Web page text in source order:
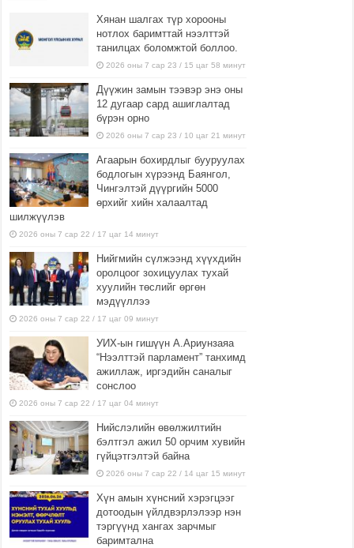
Хянан шалгах түр хорооны
нотлох баримттай нээлттэй
танилцах боломжтой боллоо.
2026 оны 7 сар 23 / 15 цаг 58 минут
Дүүжин замын тээвэр энэ оны
12 дугаар сард ашиглалтад
бүрэн орно
2026 оны 7 сар 23 / 10 цаг 21 минут
Агаарын бохирдлыг бууруулах
бодлогын хүрээнд Баянгол,
Чингэлтэй дүүргийн 5000
өрхийг хийн халаалтад
шилжүүлэв
2026 оны 7 сар 22 / 17 цаг 14 минут
Нийгмийн сүлжээнд хүүхдийн
оролцоог зохицуулах тухай
хуулийн төслийг өргөн
мэдүүллээ
2026 оны 7 сар 22 / 17 цаг 09 минут
УИХ-ын гишүүн А.Ариунзаяа
“Нээлттэй парламент” танхимд
ажиллаж, иргэдийн саналыг
сонслоо
2026 оны 7 сар 22 / 17 цаг 04 минут
Нийслэлийн өвөлжилтийн
бэлтгэл ажил 50 орчим хувийн
гүйцэтгэлтэй байна
2026 оны 7 сар 22 / 14 цаг 15 минут
Хүн амын хүнсний хэрэгцээг
дотоодын үйлдвэрлэлээр нэн
тэргүүнд хангах зарчмыг
баримтална